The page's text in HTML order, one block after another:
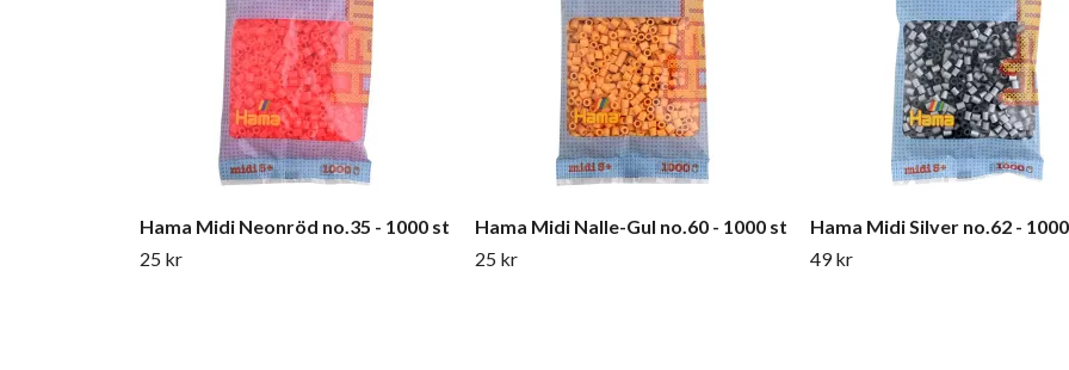
Hama Midi Neonröd no.35 - 1000 st
25 kr
Hama Midi Nalle-Gul no.60 - 1000 st
25 kr
Hama Midi Silver no.62 -
49 kr